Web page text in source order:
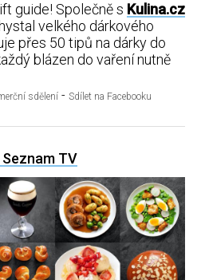
guide! Společně s Kulina.cz
velkého dárkového
přes 50 tipů na dárky do
blázen do vaření nutně
sdělení - Sdílet na Facebooku
TV